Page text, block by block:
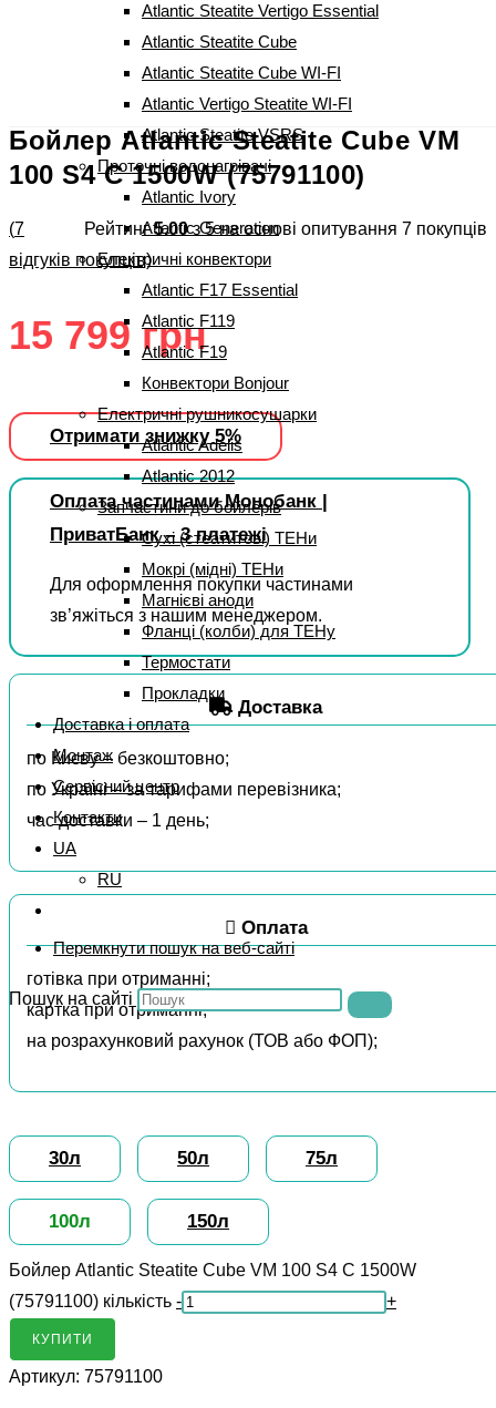
Atlantic Steatite Vertigo Essential
Atlantic Steatite Cube
Atlantic Steatite Cube WI-FI
Atlantic Vertigo Steatite WI-FI
Atlantic Steatite VSRS
Проточні водонагрівачі
Atlantic Ivory
Atlantic Generation
Електричні конвектори
Atlantic F17 Essential
Atlantic F119
Atlantic F19
Конвектори Bonjour
Електричні рушникосушарки
Atlantic Adelis
Atlantic 2012
Запчастини до бойлерів
Сухі (стеатитові) ТЕНи
Мокрі (мідні) ТЕНи
Магнієві аноди
Фланці (колби) для ТЕНу
Термостати
Прокладки
Доставка і оплата
Монтаж
Сервісний центр
Контакти
UA
RU
Перемкнути пошук на веб-сайті
Пошук на сайті
Бойлер Atlantic Steatite Cube VM
100 S4 C 1500W (75791100)
Рейтинг5.00з 5 на основі опитування 7 покупців
(7
відгуків покупців)
15 799 грн
Отримати знижку 5%
Оплата частинами Монобанк |
ПриватБанк – 3 платежі
Для оформлення покупки частинами
зв’яжіться з нашим менеджером.
Доставка
по Києву – безкоштовно;
по Україні – за тарифами перевізника;
час доставки – 1 день;
Оплата
готівка при отриманні;
картка при отриманні;
на розрахунковий рахунок (ТОВ або ФОП);
30л 50л 75л
100л 150л
Бойлер Atlantic Steatite Cube VM 100 S4 C 1500W
(75791100) кількість - +
КУПИТИ
Артикул: 75791100